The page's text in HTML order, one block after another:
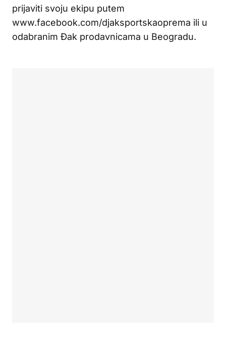
prijaviti svoju ekipu putem
www.facebook.com/djaksportskaoprema ili u
odabranim Đak prodavnicama u Beogradu.